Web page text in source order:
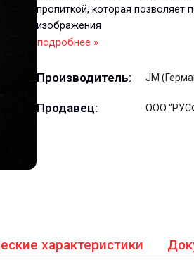
пропиткой, которая позволяет
изображения
подробнее »
Производитель: JM
Продавец: ООО
характеристики